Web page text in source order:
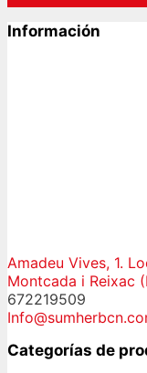
Información
Amadeu Vives, 1.
Montcada i Reixac
672219509
Categorías de